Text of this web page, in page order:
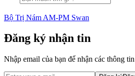
Bộ Trị Nám AM-PM Swan
Đăng ký nhận tin
Nhập email của bạn để nhận các thông